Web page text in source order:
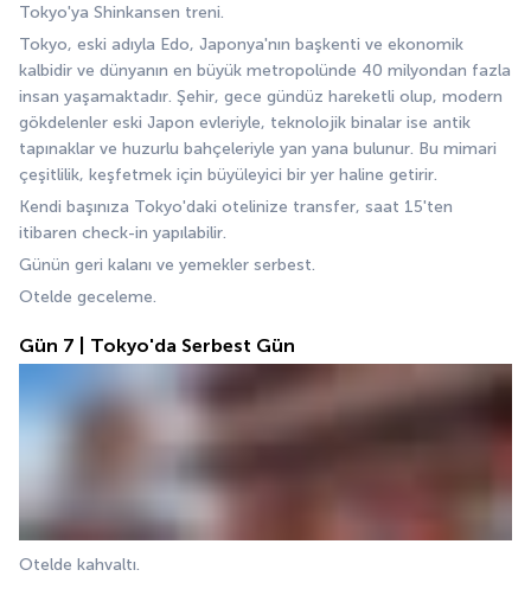
Tokyo'ya Shinkansen treni.
Tokyo, eski adıyla Edo, Japonya'nın başkenti ve ekonomik
kalbidir ve dünyanın en büyük metropolünde 40 milyondan fazla
insan yaşamaktadır. Şehir, gece gündüz hareketli olup, modern
gökdelenler eski Japon evleriyle, teknolojik binalar ise antik
tapınaklar ve huzurlu bahçeleriyle yan yana bulunur. Bu mimari
çeşitlilik, keşfetmek için büyüleyici bir yer haline getirir.
Kendi başınıza Tokyo'daki otelinize transfer, saat 15'ten
itibaren check-in yapılabilir.
Günün geri kalanı ve yemekler serbest.
Otelde geceleme.
Gün 7 | Tokyo'da Serbest Gün
Otelde kahvaltı.